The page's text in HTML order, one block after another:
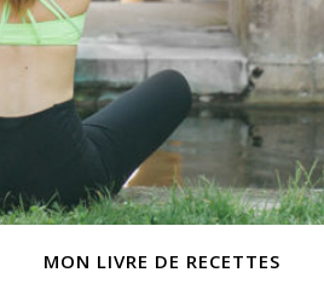
MON LIVRE DE RECETTES